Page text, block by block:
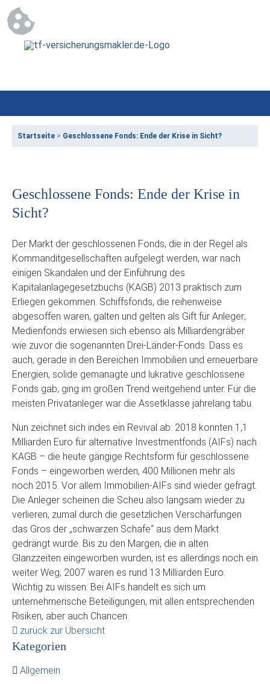
Startseite > Geschlossene Fonds: Ende der Krise in Sicht?
Geschlossene Fonds: Ende der Krise in
Sicht?
Der Markt der geschlossenen Fonds, die in der Regel als
Kommanditgesellschaften aufgelegt werden, war nach
einigen Skandalen und der Einführung des
Kapitalanlagegesetzbuchs (KAGB) 2013 praktisch zum
Erliegen gekommen. Schiffsfonds, die reihenweise
abgesoffen waren, galten und gelten als Gift für Anleger;
Medienfonds erwiesen sich ebenso als Milliardengräber
wie zuvor die sogenannten Drei-Länder-Fonds. Dass es
auch, gerade in den Bereichen Immobilien und erneuerbare
Energien, solide gemanagte und lukrative geschlossene
Fonds gab, ging im großen Trend weitgehend unter. Für die
meisten Privatanleger war die Assetklasse jahrelang tabu.
Nun zeichnet sich indes ein Revival ab: 2018 konnten 1,1
Milliarden Euro für alternative Investmentfonds (AIFs) nach
KAGB – die heute gängige Rechtsform für geschlossene
Fonds – eingeworben werden, 400 Millionen mehr als
noch 2015. Vor allem Immobilien-AIFs sind wieder gefragt.
Die Anleger scheinen die Scheu also langsam wieder zu
verlieren, zumal durch die gesetzlichen Verschärfungen
das Gros der „schwarzen Schafe“ aus dem Markt
gedrängt wurde. Bis zu den Margen, die in alten
Glanzzeiten eingeworben wurden, ist es allerdings noch ein
weiter Weg; 2007 waren es rund 13 Milliarden Euro.
Wichtig zu wissen: Bei AIFs handelt es sich um
unternehmerische Beteiligungen, mit allen entsprechenden
Risiken, aber auch Chancen.
zurück zur Übersicht
Kategorien
Allgemein